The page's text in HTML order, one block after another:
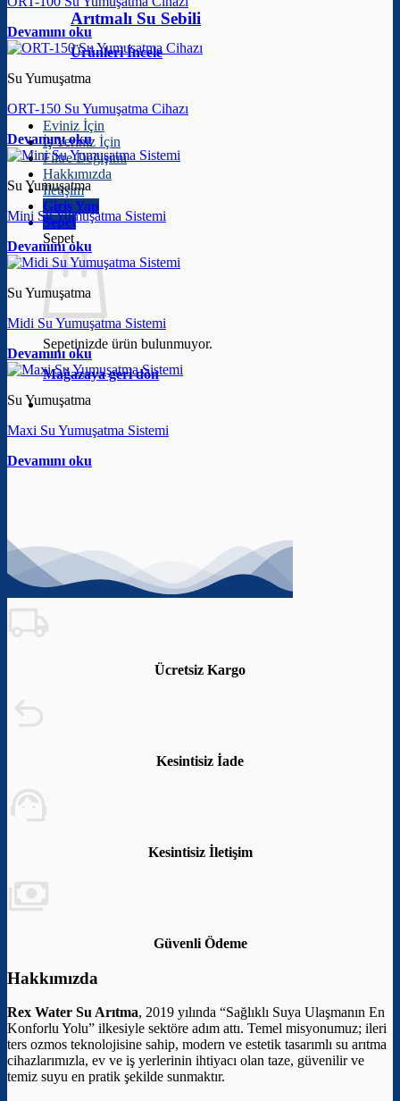
Arıtmalı Su Sebili
Ürünleri İncele
Eviniz İçin
İş Yeriniz İçin
Filtre Değişimi
Hakkımızda
İletişim
Giriş Yap
Sepet
Sepet
Sepetinizde ürün bulunmuyor.
Mağazaya geri dön
Devamını oku
Su Yumuşatma
ORT-150 Su Yumuşatma Cihazı
Devamını oku
Su Yumuşatma
Mini Su Yumuşatma Sistemi
Devamını oku
Su Yumuşatma
Midi Su Yumuşatma Sistemi
Devamını oku
Su Yumuşatma
Maxi Su Yumuşatma Sistemi
Devamını oku
Ücretsiz Kargo
Kesintisiz İade
Kesintisiz İletişim
Güvenli Ödeme
Hakkımızda
Rex Water Su Arıtma, 2019 yılında “Sağlıklı Suya Ulaşmanın En
Konforlu Yolu” ilkesiyle sektöre adım attı. Temel misyonumuz; ileri
ters ozmos teknolojisine sahip, modern ve estetik tasarımlı su arıtma
cihazlarımızla, ev ve iş yerlerinin ihtiyacı olan taze, güvenilir ve
temiz suyu en pratik şekilde sunmaktır.